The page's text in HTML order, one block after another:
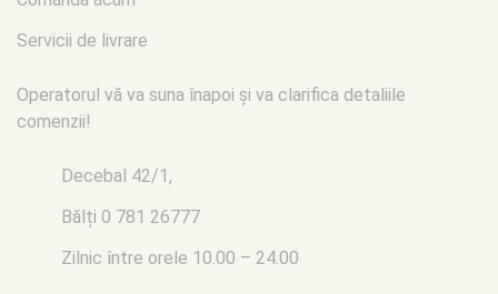
Servicii de livrare
Operatorul vă va suna înapoi și va clarifica detaliile
comenzii!
Decebal 42/1,
Bălți 0 781 26777
Zilnic între orele 10.00 – 24.00